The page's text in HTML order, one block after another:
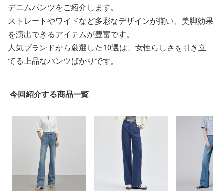
デニムパンツをご紹介します。
ストレートやワイドなど多彩なデザインが揃い、美脚効果
を演出できるアイテムが豊富です。
人気ブランドから厳選した10選は、女性らしさを引き立
てる上品なパンツばかりです。
今回紹介する商品一覧